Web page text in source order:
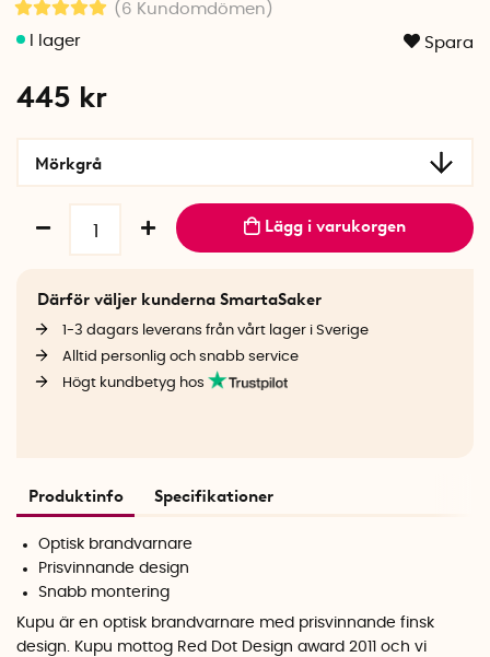
(6 Kundomdömen )
Spara
445 kr
Mörkgrå
Lägg i varukorgen
Därför väljer kunderna SmartaSaker
1-3 dagars leverans från vårt lager i Sverige
Alltid personlig och snabb service
Högt kundbetyg hos
Produktinfo Specifikationer
Optisk brandvarnare
Prisvinnande design
Snabb montering
Kupu är en optisk brandvarnare med prisvinnande finsk
design. Kupu mottog Red Dot Design award 2011 och vi